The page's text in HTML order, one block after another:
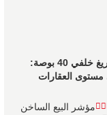
مؤشر البيع الساخن